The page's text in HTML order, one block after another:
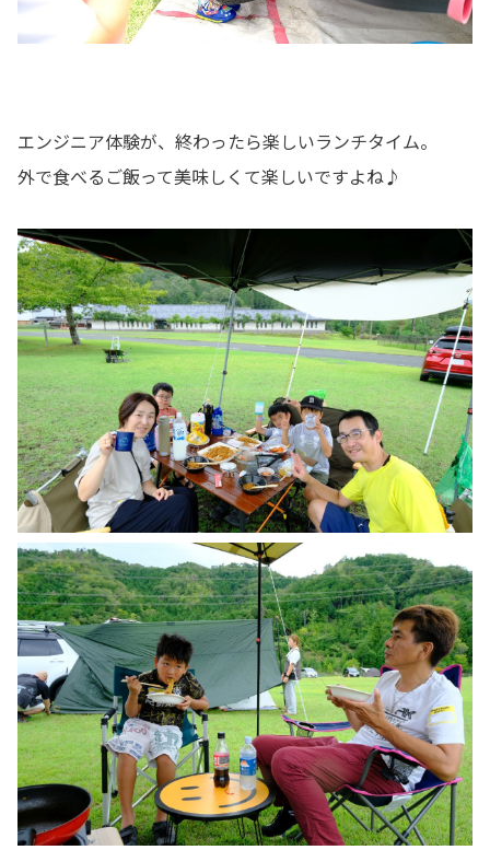
エンジニア体験が、終わったら楽しいランチタイム。
外で食べるご飯って美味しくて楽しいですよね♪